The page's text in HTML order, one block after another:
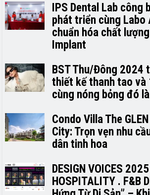
IPS Dental Lab công
phát triển cùng Labo
chuẩn hóa chất
Implant
BST Thu/Đông 2024
thiết kế thanh tao và
cùng nóng bỏng đó là
Condo Villa The
City: Trọn vẹn nhu
dân tinh hoa
DESIGN VOICES
HOSPITALITY . F&B